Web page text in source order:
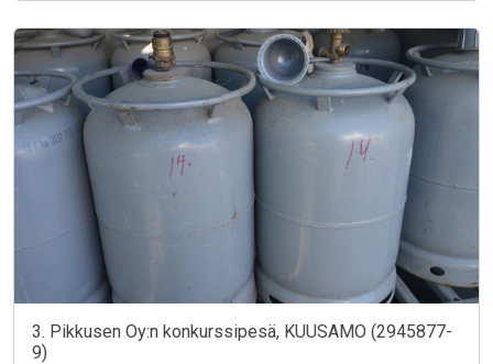
3. Pikkusen Oy:n konkurssipesä, KUUSAMO (2945877-
9)